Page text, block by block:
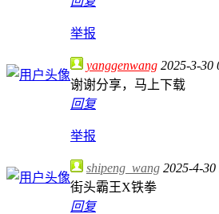
举报
yanggenwang 2025-3-30
谢谢分享，马上下载
回复
举报
shipeng_wang 2025-4-
街头霸王X铁拳
回复